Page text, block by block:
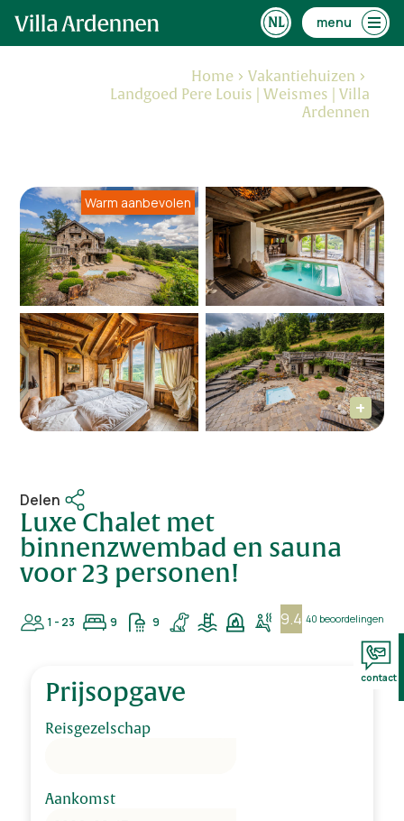
menu
Home
Vakantiehuizen
Landgoed Pere Louis | Weismes | Villa
Ardennen
Warm aanbevolen
Delen
Luxe Chalet met
binnenzwembad en sauna
voor 23 personen!
1 - 23 9 9 9.4 40 beoordelingen
Prijsopgave
Reisgezelschap
Aankomst
contact